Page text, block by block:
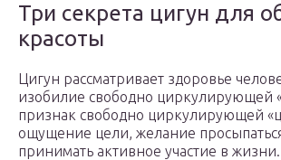
Три секрета цигун для
красоты
Цигун рассматривает здоровье
изобилие свободно циркулирующей
признак свободно циркулирующей
ощущение цели, желание
принимать активное участие в